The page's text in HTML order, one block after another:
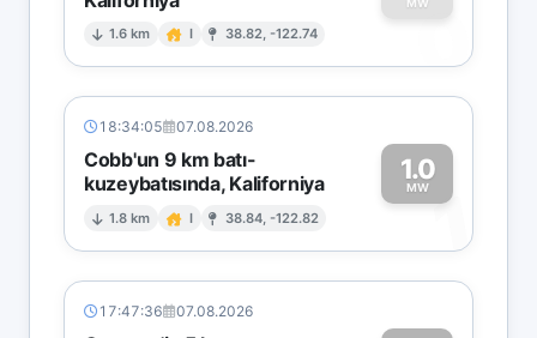
1.6 km I 38.82, -122.74
MW
0
18:34:05 07.08.2026
Cobb'un 9 km batı-
kuzeybatısında, Kaliforniya
1.8 km I 38.84, -122.82
1.0
MW1
17:47:36 07.08.2026